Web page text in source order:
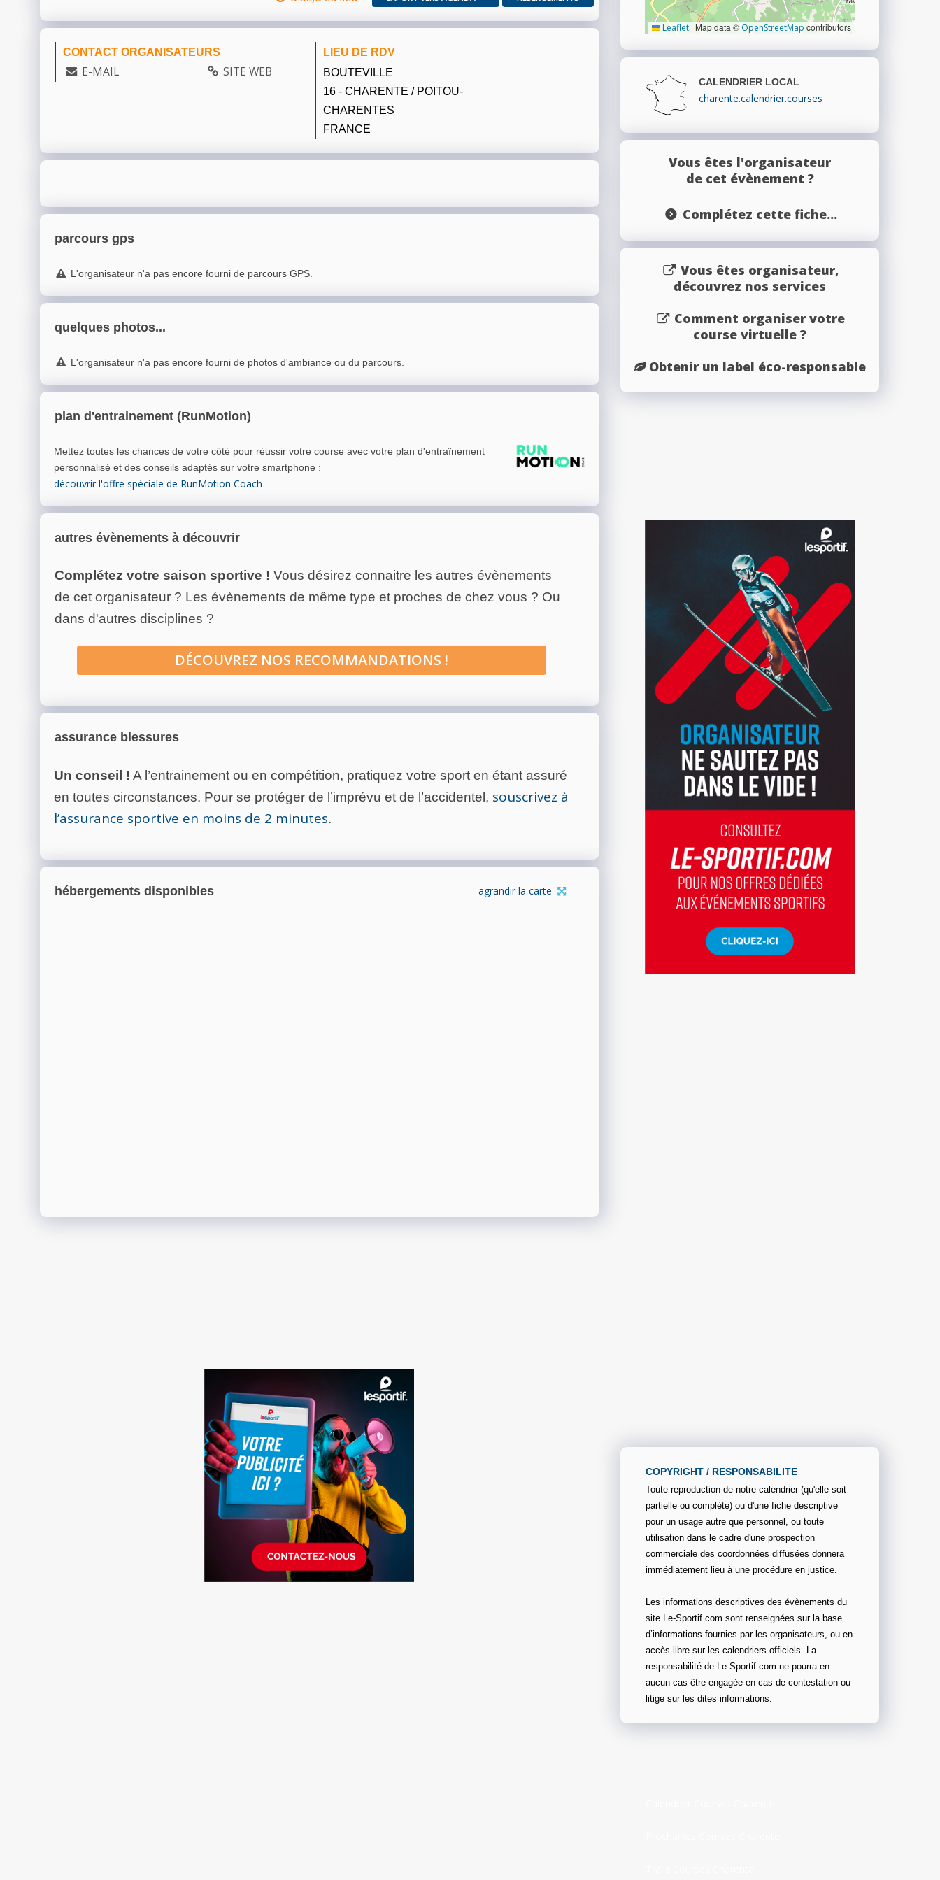
CONTACT ORGANISATEURS
E-MAIL SITE WEB
LIEU DE RDV
BOUTEVILLE
16 - CHARENTE / POITOU-
CHARENTES
FRANCE
parcours gps
L'organisateur n'a pas encore fourni de parcours GPS.
quelques photos...
L'organisateur n'a pas encore fourni de photos d'ambiance ou du parcours.
plan d'entrainement (RunMotion)
Mettez toutes les chances de votre côté pour réussir votre course avec votre plan d'entraînement
personnalisé et des conseils adaptés sur votre smartphone :
découvrir l'offre spéciale de RunMotion Coach.
autres évènements à découvrir
Complétez votre saison sportive ! Vous désirez connaitre les autres évènements
de cet organisateur ? Les évènements de même type et proches de chez vous ? Ou
dans d'autres disciplines ?
DÉCOUVREZ NOS RECOMMANDATIONS !
assurance blessures
Un conseil ! A l’entrainement ou en compétition, pratiquez votre sport en étant assuré
en toutes circonstances. Pour se protéger de l’imprévu et de l’accidentel, souscrivez à
l’assurance sportive en moins de 2 minutes.
hébergements disponibles agrandir la carte
Leaflet | Map data © OpenStreetMap contributors
CALENDRIER LOCAL
charente.calendrier.courses
Vous êtes l'organisateur
de cet évènement ?
Complétez cette fiche...
Vous êtes organisateur,
découvrez nos services
Comment organiser votre
course virtuelle ?
Obtenir un label éco-responsable
COPYRIGHT / RESPONSABILITE
Toute reproduction de notre calendrier (qu'elle soit
partielle ou complète) ou d'une fiche descriptive
pour un usage autre que personnel, ou toute
utilisation dans le cadre d'une prospection
commerciale des coordonnées diffusées donnera
immédiatement lieu à une procédure en justice.
Les informations descriptives des évènements du
site Le-Sportif.com sont renseignées sur la base
d’informations fournies par les organisateurs, ou en
accès libre sur les calendriers officiels. La
responsabilité de Le-Sportif.com ne pourra en
aucun cas être engagée en cas de contestation ou
litige sur les dites informations.